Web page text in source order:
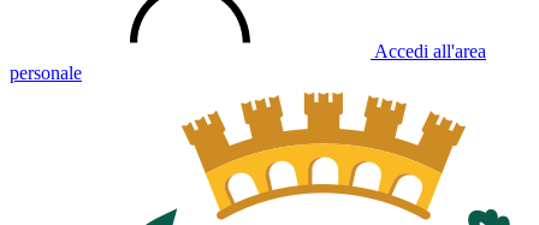
Accedi all'area
personale